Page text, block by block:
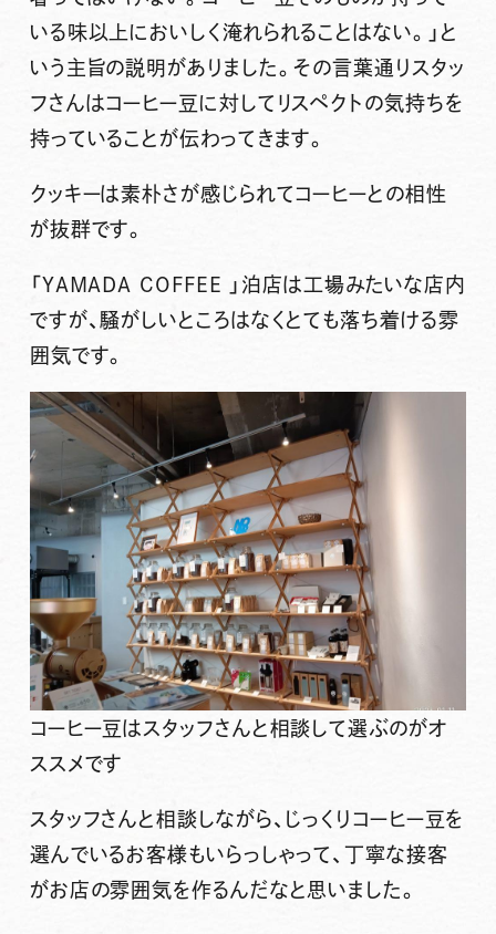
いる味以上においしく淹れられることはない。」と
いう主旨の説明がありました。その言葉通りスタッ
フさんはコーヒー豆に対してリスペクトの気持ちを
持っていることが伝わってきます。
クッキーは素朴さが感じられてコーヒーとの相性
が抜群です。
「YAMADA COFFEE 」泊店は工場みたいな店内
ですが、騒がしいところはなくとても落ち着ける雰
囲気です。
コーヒー豆はスタッフさんと相談して選ぶのがオ
ススメです
スタッフさんと相談しながら、じっくりコーヒー豆を
選んでいるお客様もいらっしゃって、丁寧な接客
がお店の雰囲気を作るんだなと思いました。